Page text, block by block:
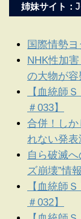
姉妹サイト：
国際情勢
NHK性加
の大物が
【血統師
＃033】
合併！し
れない発表
自ら破滅
ズ崩壊”情
【血統師
＃032】